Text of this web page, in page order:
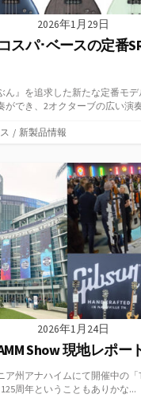
2026年1月29日
スパ･ベースの定番
ん』を追求した新たな定番モ
ができ、2オクターブの広い演
/ 新製品情報
2026年1月24日
Show 現地レポー
州アナハイムにて開催中の「
周年ということもありかな...